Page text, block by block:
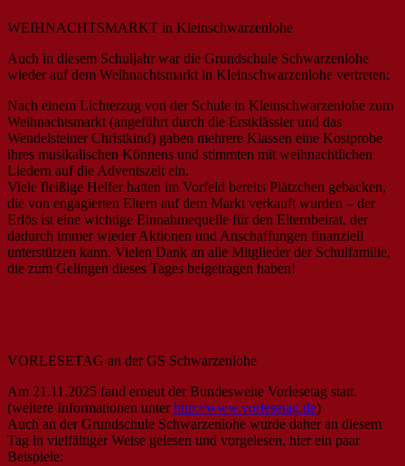
WEIHNACHTSMARKT in Kleinschwarzenlohe
Auch in diesem Schuljahr war die Grundschule Schwarzenlohe
wieder auf dem Weihnachtsmarkt in Kleinschwarzenlohe vertreten:
Nach einem Lichterzug von der Schule in Kleinschwarzenlohe zum
Weihnachtsmarkt (angeführt durch die Erstklässler und das
Wendelsteiner Christkind) gaben mehrere Klassen eine Kostprobe
ihres musikalischen Könnens und stimmten mit weihnachtlichen
Liedern auf die Adventszeit ein.
Viele fleißige Helfer hatten im Vorfeld bereits Plätzchen gebacken,
die von engagierten Eltern auf dem Markt verkauft wurden – der
Erlös ist eine wichtige Einnahmequelle für den Elternbeirat, der
dadurch immer wieder Aktionen und Anschaffungen finanziell
unterstützen kann. Vielen Dank an alle Mitglieder der Schulfamilie,
die zum Gelingen dieses Tages beigetragen haben!
VORLESETAG an der GS Schwarzenlohe
Am 21.11.2025 fand erneut der Bundesweite Vorlesetag statt.
(weitere Informationen unterhttp://www.vorlesetag.de)
Auch an der Grundschule Schwarzenlohe wurde daher an diesem
Tag in vielfältiger Weise gelesen und vorgelesen, hier ein paar
Beispiele: